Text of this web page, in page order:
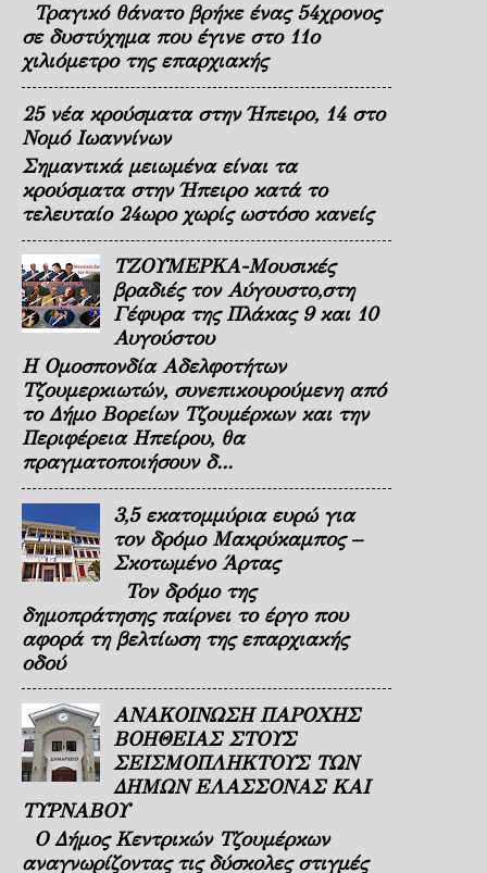
Τραγικό θάνατο βρήκε ένας 54χρονος
σε δυστύχημα που έγινε στο 11ο
χιλιόμετρο της επαρχιακής
25 νέα κρούσματα στην Ήπειρο, 14 στο
Νομό Ιωαννίνων
Σημαντικά μειωμένα είναι τα
κρούσματα στην Ήπειρο κατά το
τελευταίο 24ωρο χωρίς ωστόσο κανείς
ΤΖΟΥΜΕΡΚΑ-Μουσικές
βραδιές τον Αύγουστο,στη
Γέφυρα της Πλάκας 9 και 10
Αυγούστου
Η Ομοσπονδία Αδελφοτήτων
Τζουμερκιωτών, συνεπικουρούμενη από
το Δήμο Βορείων Τζουμέρκων και την
Περιφέρεια Ηπείρου, θα
πραγματοποιήσουν δ...
3,5 εκατομμύρια ευρώ για
τον δρόμο Μακρύκαμπος –
Σκοτωμένο Άρτας
Τον δρόμο της
δημοπράτησης παίρνει το έργο που
αφορά τη βελτίωση της επαρχιακής
οδού
ΑΝΑΚΟΙΝΩΣΗ ΠΑΡΟΧΗΣ
ΒΟΗΘΕΙΑΣ ΣΤΟΥΣ
ΣΕΙΣΜΟΠΛΗΚΤΟΥΣ ΤΩΝ
ΔΗΜΩΝ ΕΛΑΣΣΟΝΑΣ ΚΑΙ
ΤΥΡΝΑΒΟΥ
Ο Δήμος Κεντρικών Τζουμέρκων
αναγνωρίζοντας τις δύσκολες στιγμές